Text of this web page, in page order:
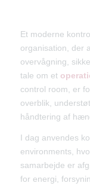
Et moderne
organisation, der
overvågning,
tale om et
control room, er
overblik,
håndtering af
I dag anvendes
environments,
samarbejde er
for energi,